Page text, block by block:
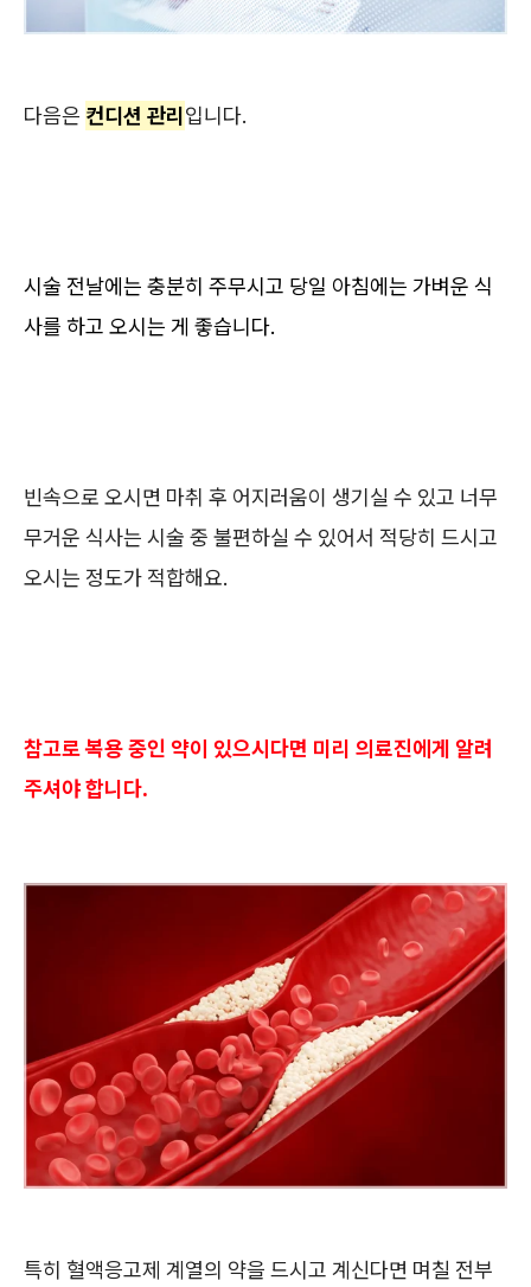
다음은 컨디션 관리입니다.
시술 전날에는 충분히 주무시고 당일 아침에는 가벼운 식
사를 하고 오시는 게 좋습니다.
빈속으로 오시면 마취 후 어지러움이 생기실 수 있고 너무
무거운 식사는 시술 중 불편하실 수 있어서 적당히 드시고
오시는 정도가 적합해요.
참고로 복용 중인 약이 있으시다면 미리 의료진에게 알려
주셔야 합니다.
특히 혈액응고제 계열의 약을 드시고 계신다면 며칠 전부